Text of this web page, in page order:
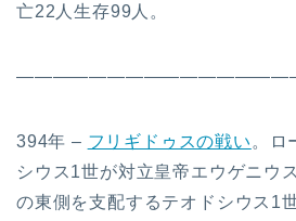
亡22人生存99人。
394年 – フリギドゥスの戦い 。ロ
シウス1世が対立皇帝エウゲニウ
の東側を支配するテオドシウス1